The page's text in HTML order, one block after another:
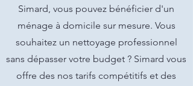
Simard, vous pouvez bénéficier d'un
ménage à domicile sur mesure. Vous
souhaitez un nettoyage professionnel
sans dépasser votre budget ? Simard vous
offre des nos tarifs compétitifs et des